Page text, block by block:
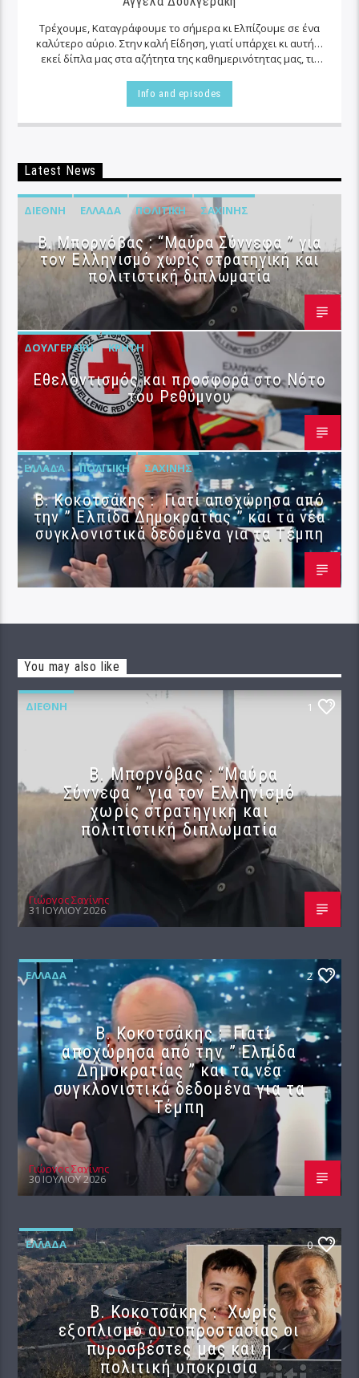
Τρέχουμε, Καταγράφουμε το σήμερα κι Ελπίζουμε σε ένα
καλύτερο αύριο. Στην καλή Είδηση, γιατί υπάρχει κι αυτή…
εκεί δίπλα μας στα αζήτητα της καθημερινότητας μας, τις
Info and episodes
Latest News
ΔΙΕΘΝΉ ΕΛΛΆΔΑ ΠΟΛΙΤΙΚΉ ΣΑΧΊΝΗΣ
B. Μπορνόβας : “Μαύρα Σύννεφα ” για
τον Ελληνισμό χωρίς στρατηγική και
πολιτιστική διπλωματία
ΔΟΥΛΓΕΡΆΚΗ ΚΡΉΤΗ
Εθελοντισμός και προσφορά στο Νότο
του Ρεθύμνου
ΕΛΛΆΔΑ ΠΟΛΙΤΙΚΉ ΣΑΧΊΝΗΣ
Β. Κοκοτσάκης : Γιατί αποχώρησα από
την ” Ελπίδα Δημοκρατίας ” και τα νέα
συγκλονιστικά δεδομένα για τα Τέμπη
You may also like
ΔΙΕΘΝΉ 1
B. Μπορνόβας : “Μαύρα
Σύννεφα ” για τον Ελληνισμό
χωρίς στρατηγική και
πολιτιστική διπλωματία
Γιώργος Σαχίνης
31 ΙΟΥΛΊΟΥ 2026
ΕΛΛΆΔΑ 2
Β. Κοκοτσάκης : Γιατί
αποχώρησα από την ” Ελπίδα
Δημοκρατίας ” και τα νέα
συγκλονιστικά δεδομένα για τα
Τέμπη
Γιώργος Σαχίνης
30 ΙΟΥΛΊΟΥ 2026
ΕΛΛΆΔΑ 0
Β. Κοκοτσάκης : Χωρίς
εξοπλισμό αυτοπροστασίας οι
πυροσβέστες μας και η
πολιτική υποκρισία